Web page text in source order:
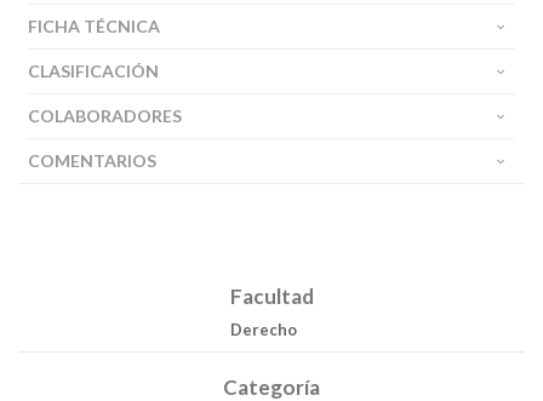
FICHA TÉCNICA
CLASIFICACIÓN
COLABORADORES
COMENTARIOS
Facultad
Derecho
Categoría